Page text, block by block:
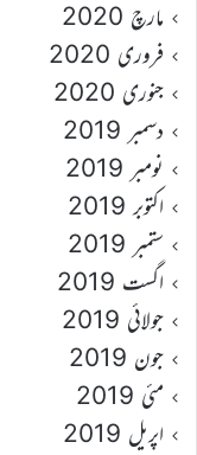
مارچ 2020
فروری 2020
جنوری 2020
دسمبر 2019
نومبر 2019
اکتوبر 2019
ستمبر 2019
اگست 2019
جولائی 2019
جون 2019
مئی 2019
اپریل 2019